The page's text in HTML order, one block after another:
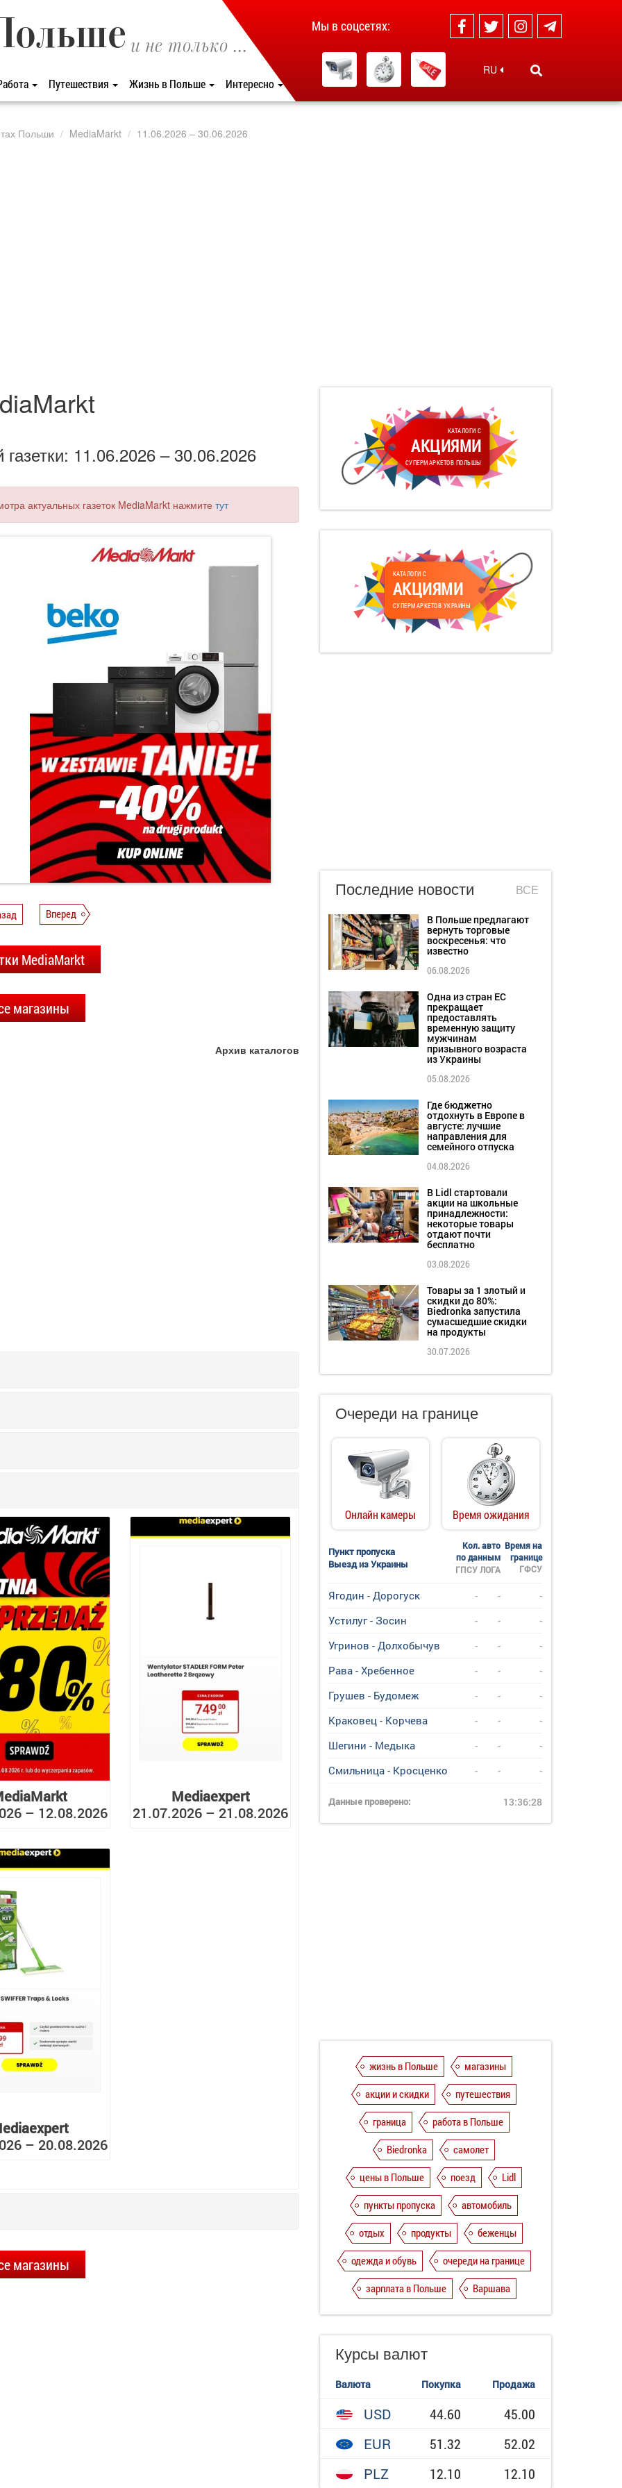
и не только ...
Путешествия Жизнь в Польше Интересно
Мы в соцсетях:
RU
Польши MediaMarkt 11.06.2026 – 30.06.2026
11.06.2026 – 30.06.2026
актуальных газеток MediaMarkt нажмите тут
Вперед
MediaMarkt
магазины
Архив каталогов
– 12.08.2026
Mediaexpert
21.07.2026 – 21.08.2026
– 20.08.2026
магазины
КАТАЛОГИ С
АКЦИЯМИ
СУПЕРМАРКЕТОВ ПОЛЬШЫ
КАТАЛОГИ С
АКЦИЯМИ
СУПЕРМАРКЕТОВ УКРАИНЫ
Последние новости ВСЕ
В Польше предлагают
вернуть торговые
воскресенья: что
известно
06.08.2026
Одна из стран ЕС
прекращает
предоставлять
временную защиту
мужчинам
призывного возраста
из Украины
05.08.2026
Где бюджетно
отдохнуть в Европе в
августе: лучшие
направления для
семейного отпуска
04.08.2026
В Lidl стартовали
акции на школьные
принадлежности:
некоторые товары
отдают почти
бесплатно
03.08.2026
Товары за 1 злотый и
скидки до 80%:
Biedronka запустила
сумасшедшие скидки
на продукты
30.07.2026
Очереди на границе
Онлайн камеры Время ожидания
Пункт пропуска
Выезд из Украины
Кол. авто
по данным
Время на
границе
ГФСУ
ГПСУ ЛОГА
Ягодин - Дорогуск - -
-
Устилуг - Зосин
- -
-
Угринов - Долхобычув
- -
-
Рава - Хребенное
- -
-
Грушев - Будомеж
- -
-
Краковец - Корчева
- -
-
Шегини - Медыка
- -
-
Смильница - Кросценко
- - -
Данные проверено: 13:36:28
жизнь в Польше
магазины
акции и скидки
путешествия
граница
работа в Польше
Biedronka
самолет
цены в Польше
поезд
Lidl
пункты пропуска
автомобиль
отдых
продукты
беженцы
одежда и обувь
очереди на границе
зарплата в Польше
Варшава
Курсы валют
Валюта Покупка Продажа
USD 44.60
45.00
EUR
51.32
52.02
PLZ
12.10 12.10